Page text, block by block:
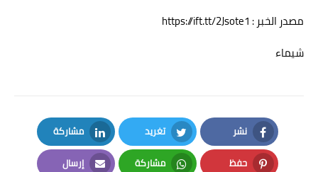
مصدر الخبر : https://ift.tt/2Jsote1
شيماء
نشر
Facebook
تغريد
Twitter
مشاركة
LinkedIn
حفظ مشاركة إرسال